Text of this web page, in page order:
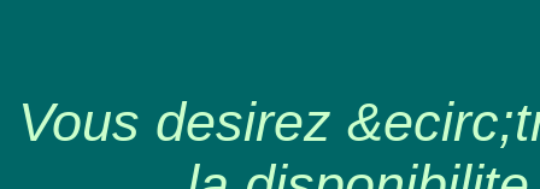
Vous desirez